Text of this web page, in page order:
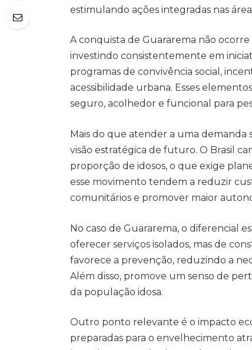
estimulando ações integradas nas
A conquista de Guararema não
investindo consistentemente em
programas de convivência social,
acessibilidade urbana. Esses
seguro, acolhedor e funcional para
Mais do que atender a uma demanda
visão estratégica de futuro. O Brasil
proporção de idosos, o que exige
esse movimento tendem a reduzir
comunitários e promover maior
No caso de Guararema, o diferencial
oferecer serviços isolados, mas de
favorece a prevenção, reduzindo a
Além disso, promove um senso de
da população idosa.
Outro ponto relevante é o impacto
preparadas para o envelhecimento